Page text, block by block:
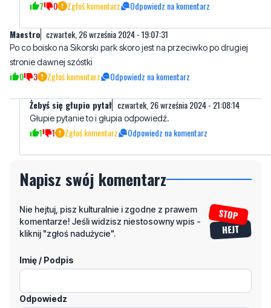
ewentualnie dochodzić w procesie cywilnym zwrotu
jak chociaż złotówkę odszkodowania dostaną.
7 0 Zgłoś komentarz Odpowiedz na komentarz
Maestro czwartek, 26 września 2024 - 19:07:31
stronie dawnej szóstki
3 Zgłoś komentarz Odpowiedz na komentarz
1 1 Zgłoś komentarz Odpowiedz na komentarz
Napisz swój komentarz
komentarze! Jeśli widzisz niestosowny wpis -
Imię / Podpis